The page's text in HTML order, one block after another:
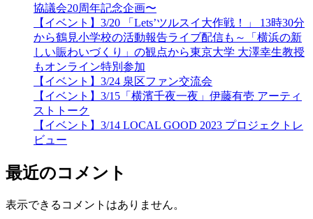
協議会20周年記念企画〜
【イベント】3/20 「Lets’ツルスイ大作戦！」 13時30分
から鶴見小学校の活動報告ライブ配信も～「横浜の新
しい賑わいづくり」の観点から東京大学 大澤幸生教授
もオンライン特別参加
【イベント】3/24 泉区ファン交流会
【イベント】3/15「横濱千夜一夜」伊藤有壱 アーティ
ストトーク
【イベント】3/14 LOCAL GOOD 2023 プロジェクトレ
ビュー
最近のコメント
表示できるコメントはありません。